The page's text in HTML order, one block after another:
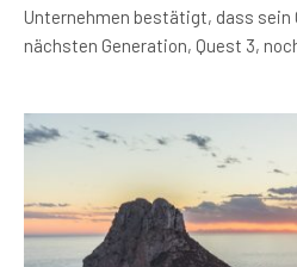
Unternehmen bestätigt, dass sein
nächsten Generation, Quest 3,